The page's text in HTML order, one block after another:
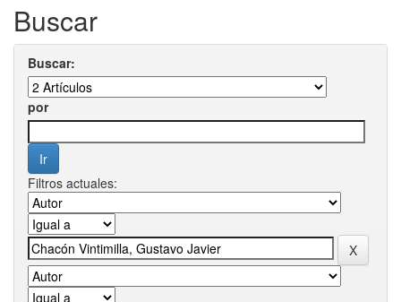
Buscar
Buscar:
por
Filtros actuales: